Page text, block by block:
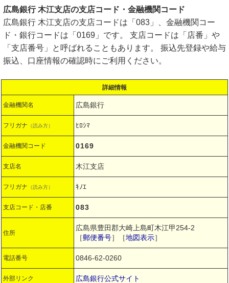
広島銀行 木江支店の支店コード・金融機関コード
広島銀行 木江支店の支店コードは「083」、金融機関コー
ド・銀行コードは「0169」です。 支店コードは「店番」や
「支店番号」と呼ばれることもあります。 振込先登録や給与
振込、口座情報の確認時にご利用ください。
詳細情報
金融機関名 広島銀行
フリガナ （読み方） ﾋﾛｼﾏ
金融機関コード 0169
支店名 木江支店
フリガナ （読み方） ｷﾉｴ
支店コード・店番 083
住所
広島県豊田郡大崎上島町木江甲254-2
［郵便番号］［地図表示］
電話番号 0846-62-0260
外部リンク 広島銀行公式サイト